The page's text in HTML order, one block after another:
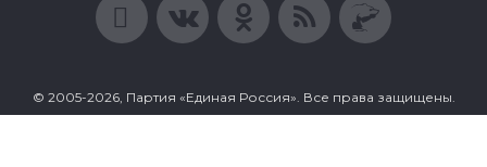
© 2005-2026, Партия «Единая Россия». Все права защищены.